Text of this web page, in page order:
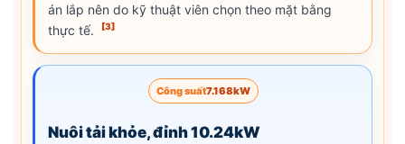
án lắp nên do kỹ thuật viên chọn theo mặt bằng
thực tế.
[3]
Công suất7.168kW
Nuôi tải khỏe, đỉnh 10.24kW